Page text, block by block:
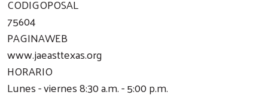
CODIGOPOSAL
75604
PAGINAWEB
www.jaeasttexas.org
HORARIO
Lunes - viernes 8:30 a.m. - 5:00 p.m.